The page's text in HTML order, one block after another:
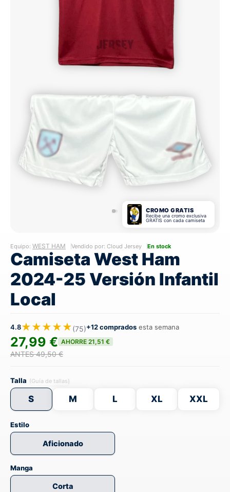
CROMO GRATIS
Recibe una cromo exclusiva
GRATIS con cada camiseta
Equipo: WEST HAM Vendido por: Cloud Jersey En stock
Camiseta West Ham
2024-25 Versión Infantil
Local
4.8★★★★★(75)+12 comprados esta semana
27,99 € AHORRE 21,51 €
ANTES 49,50 €
Talla (Guía de tallas)
S M L XL XXL
Estilo
Aficionado
Manga
Corta